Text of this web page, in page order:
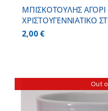
ΜΠΙΣΚΟΤΟΥΛΗΣ ΑΓΟΡΙ
ΧΡΙΣΤΟΥΓΕΝΝΙΑΤΙΚO
2,00€
Out